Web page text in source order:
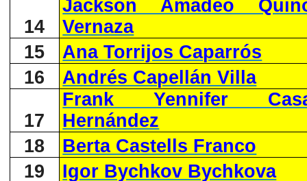
14
Jackson Amadeo
Vernaza
15
Ana Torrijos Caparrós
16
Andrés Capellán Villa
17
Frank Yennifer
Hernández
18
Berta Castells Franco
19
Igor Bychkov Bychkova